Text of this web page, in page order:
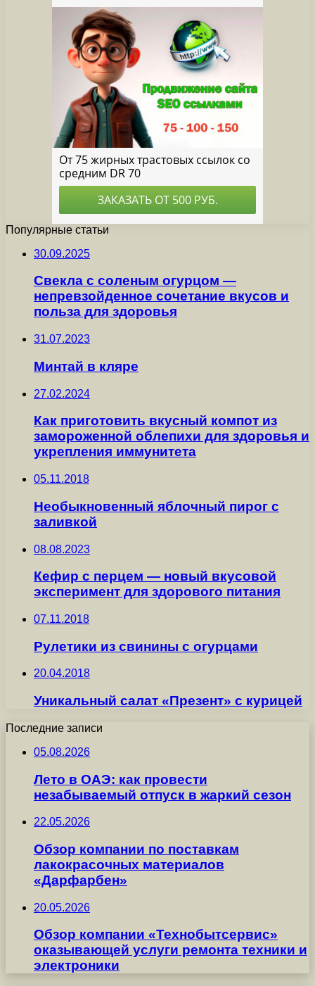
Популярные статьи
30.09.2025
Свекла с соленым огурцом —
непревзойденное сочетание вкусов и
польза для здоровья
31.07.2023
Минтай в кляре
27.02.2024
Как приготовить вкусный компот из
замороженной облепихи для здоровья и
укрепления иммунитета
05.11.2018
Необыкновенный яблочный пирог с
заливкой
08.08.2023
Кефир с перцем — новый вкусовой
эксперимент для здорового питания
07.11.2018
Рулетики из свинины с огурцами
20.04.2018
Уникальный салат «Презент» с курицей
Последние записи
05.08.2026
Лето в ОАЭ: как провести
незабываемый отпуск в жаркий сезон
22.05.2026
Обзор компании по поставкам
лакокрасочных материалов
«Дарфарбен»
20.05.2026
Обзор компании «Технобытсервис»
оказывающей услуги ремонта техники и
электроники